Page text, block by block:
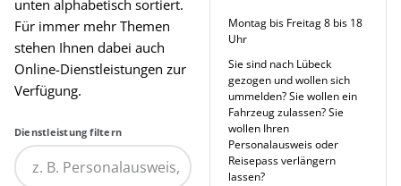
unten alphabetisch sortiert.
Für immer mehr Themen
stehen Ihnen dabei auch
Online-Dienstleistungen zur
Verfügung.
Dienstleistung filtern
Montag bis Freitag 8 bis 18
Uhr
Sie sind nach Lübeck
gezogen und wollen sich
ummelden? Sie wollen ein
Fahrzeug zulassen? Sie
wollen Ihren
Personalausweis oder
Reisepass verlängern
lassen?